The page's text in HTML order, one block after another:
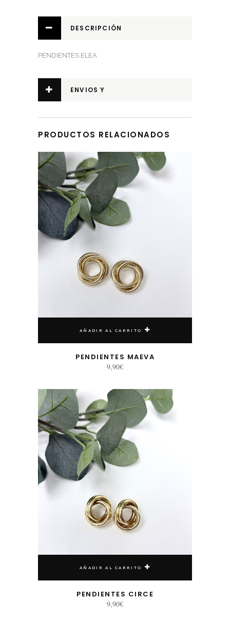
DESCRIPCIÓN
PENDIENTES ELEA
ENVIOS Y
PRODUCTOS RELACIONADOS
AÑADIR AL CARRITO
PENDIENTES MAEVA
9,90€
AÑADIR AL CARRITO
PENDIENTES CIRCE
9,90€